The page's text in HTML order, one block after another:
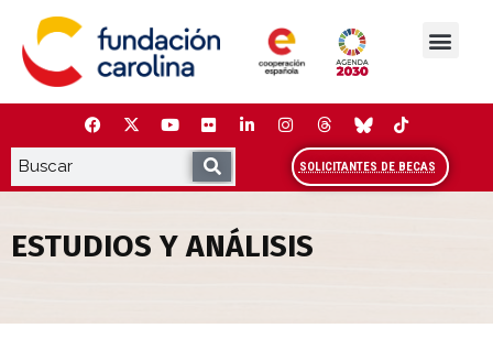
contenido
SOLICITANTES DE BECAS
ESTUDIOS Y ANÁLISIS